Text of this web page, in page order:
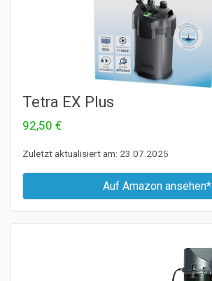
Tetra EX Plus
92,50 €
Zuletzt aktualisiert am: 23.07.2025
Auf Amazon ansehen*